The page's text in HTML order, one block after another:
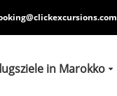
in Marokko